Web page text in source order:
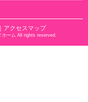
｜アクセスマップ
ーム All rights reserved.